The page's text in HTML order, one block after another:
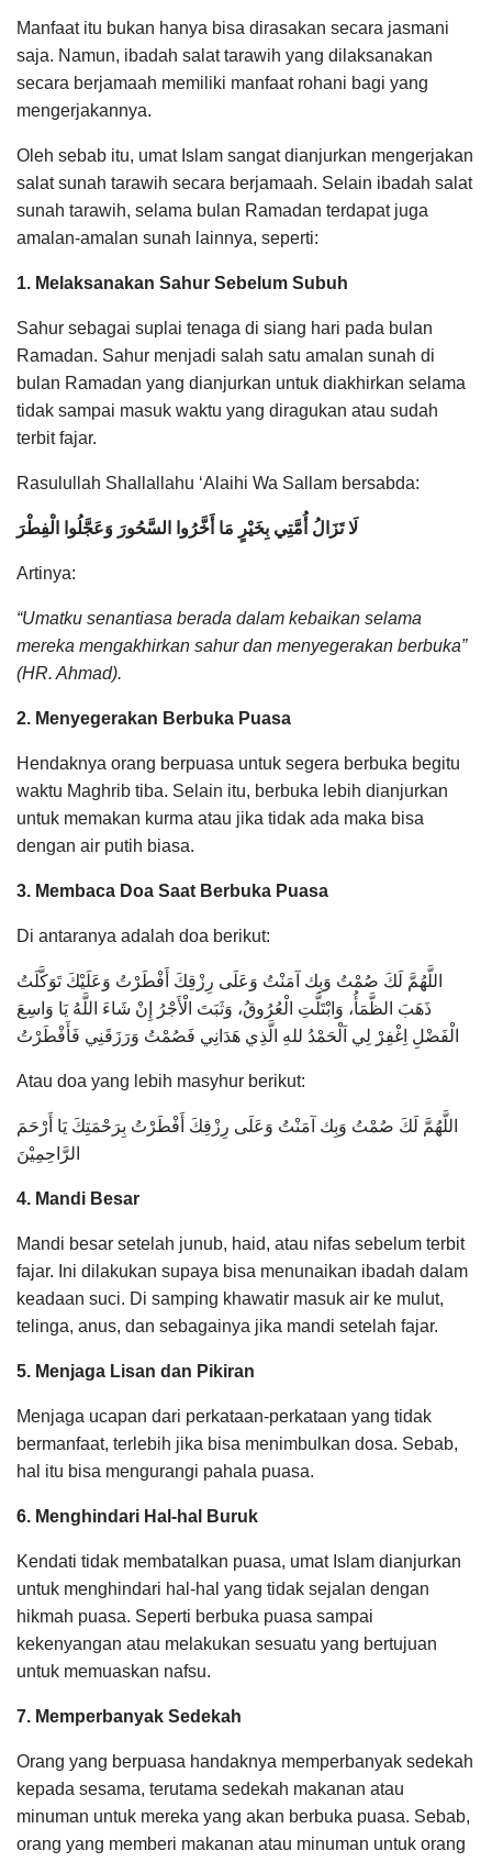
Manfaat itu bukan hanya bisa dirasakan secara jasmani
saja. Namun, ibadah salat tarawih yang dilaksanakan
secara berjamaah memiliki manfaat rohani bagi yang
mengerjakannya.
Oleh sebab itu, umat Islam sangat dianjurkan mengerjakan
salat sunah tarawih secara berjamaah. Selain ibadah salat
sunah tarawih, selama bulan Ramadan terdapat juga
amalan-amalan sunah lainnya, seperti:
1. Melaksanakan Sahur Sebelum Subuh
Sahur sebagai suplai tenaga di siang hari pada bulan
Ramadan. Sahur menjadi salah satu amalan sunah di
bulan Ramadan yang dianjurkan untuk diakhirkan selama
tidak sampai masuk waktu yang diragukan atau sudah
terbit fajar.
Rasulullah Shallallahu ‘Alaihi Wa Sallam bersabda:
لَا تَزَالُ أُمَّتِي بِخَيْرٍ مَا أَخَّرُوا السَّحُورَ وَعَجَّلُوا الْفِطْرَ
Artinya:
“Umatku senantiasa berada dalam kebaikan selama
mereka mengakhirkan sahur dan menyegerakan berbuka”
(HR. Ahmad).
2. Menyegerakan Berbuka Puasa
Hendaknya orang berpuasa untuk segera berbuka begitu
waktu Maghrib tiba. Selain itu, berbuka lebih dianjurkan
untuk memakan kurma atau jika tidak ada maka bisa
dengan air putih biasa.
3. Membaca Doa Saat Berbuka Puasa
Di antaranya adalah doa berikut:
اللَّهُمَّ لَكَ صُمْتُ وَبِك آمَنْتُ وَعَلَى رِزْقِكَ أَفْطَرْتُ وَعَلَيْكَ تَوَكَّلَتُ
ذَهَبَ الظَّمَأُ، وَابْتَلَّتِ الْعُرُوقُ، وَثَبَتَ الْأَجْرُ إِنْ شَاءَ اللَّهُ يَا وَاسِعَ
الْفَضْلِ اِغْفِرْ لِي اَلْحَمْدُ للهِ الَّذِي هَدَانِي فَصُمْتُ وَرَزَقَنِي فَأَفْطَرْتُ
Atau doa yang lebih masyhur berikut:
اللَّهُمَّ لَكَ صُمْتُ وَبِك آمَنْتُ وَعَلَى رِزْقِكَ أَفْطَرْتُ بِرَحْمَتِكَ يَا أَرْحَمَ
الرَّاحِمِيْنَ
4. Mandi Besar
Mandi besar setelah junub, haid, atau nifas sebelum terbit
fajar. Ini dilakukan supaya bisa menunaikan ibadah dalam
keadaan suci. Di samping khawatir masuk air ke mulut,
telinga, anus, dan sebagainya jika mandi setelah fajar.
5. Menjaga Lisan dan Pikiran
Menjaga ucapan dari perkataan-perkataan yang tidak
bermanfaat, terlebih jika bisa menimbulkan dosa. Sebab,
hal itu bisa mengurangi pahala puasa.
6. Menghindari Hal-hal Buruk
Kendati tidak membatalkan puasa, umat Islam dianjurkan
untuk menghindari hal-hal yang tidak sejalan dengan
hikmah puasa. Seperti berbuka puasa sampai
kekenyangan atau melakukan sesuatu yang bertujuan
untuk memuaskan nafsu.
7. Memperbanyak Sedekah
Orang yang berpuasa handaknya memperbanyak sedekah
kepada sesama, terutama sedekah makanan atau
minuman untuk mereka yang akan berbuka puasa. Sebab,
orang yang memberi makanan atau minuman untuk orang